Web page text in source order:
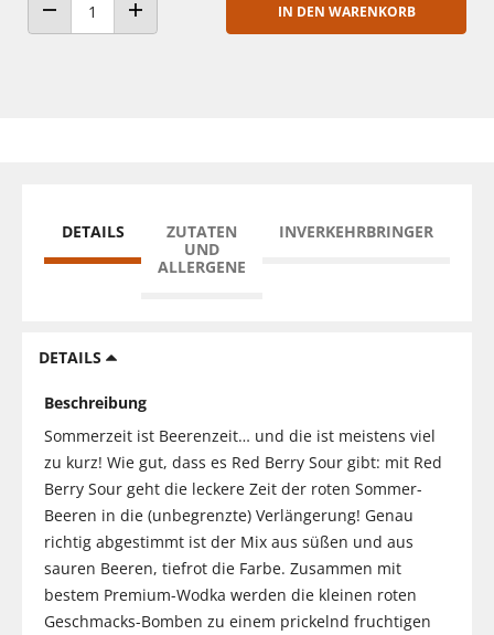
ANZAHL VERRINGERNANZAHL ERHÖHEN
IN DEN WARENKORB
DETAILS
ZUTATEN
UND
ALLERGENE
INVERKEHRBRINGER
DETAILS
Beschreibung
Sommerzeit ist Beerenzeit… und die ist meistens viel
zu kurz! Wie gut, dass es Red Berry Sour gibt: mit Red
Berry Sour geht die leckere Zeit der roten Sommer-
Beeren in die (unbegrenzte) Verlängerung! Genau
richtig abgestimmt ist der Mix aus süßen und aus
sauren Beeren, tiefrot die Farbe. Zusammen mit
bestem Premium-Wodka werden die kleinen roten
Geschmacks-Bomben zu einem prickelnd fruchtigen